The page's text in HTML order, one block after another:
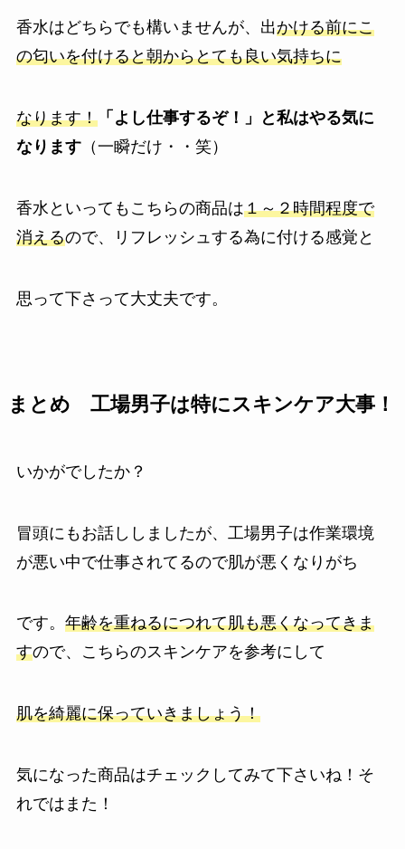
香水はどちらでも構いませんが、出かける前にこ
の匂いを付けると朝からとても良い気持ちに
なります！「よし仕事するぞ！」と私はやる気に
なります（一瞬だけ・・笑）
香水といってもこちらの商品は１～２時間程度で
消えるので、 リフレッシュする為に付ける感覚 と
思って下さって大丈夫です。
まとめ 工場男子は特にスキンケア大事！
いかがでしたか？
冒頭にもお話ししましたが、 工場男子は作業環境
が悪い中で仕事されてるので肌が悪くなりがち
です。 年齢を重ねるにつれて肌も悪くなってきま
すので、こちらのスキンケアを参考にして
肌を綺麗に保っていきましょう！
気になった商品はチェックしてみて下さいね！ そ
れではまた！